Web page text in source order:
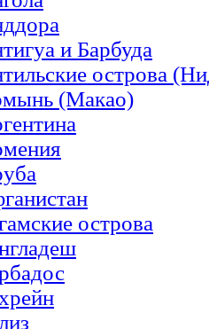
и Барбуда
острова
(Макао)
острова